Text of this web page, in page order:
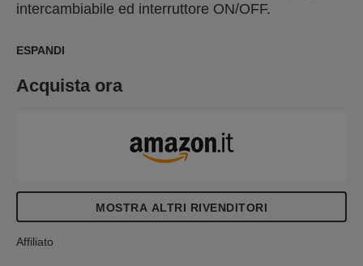
intercambiabile ed interruttore ON/OFF.
ESPANDI
Acquista ora
MOSTRA ALTRI RIVENDITORI
Affiliato